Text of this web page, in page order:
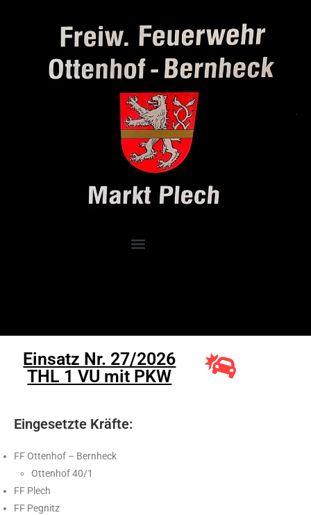
Einsatz Nr. 27/2026
THL 1 VU mit PKW
Eingesetzte Kräfte:
FF Ottenhof – Bernheck
Ottenhof 40/1
FF Plech
FF Pegnitz